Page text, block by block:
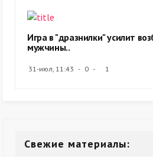
Игра в "дразнилки" усилит
мужчины..
31-июл, 11:43 0 1
Свежие материалы: